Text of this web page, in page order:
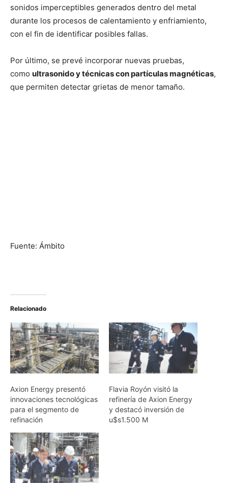
sonidos imperceptibles generados dentro del metal
durante los procesos de calentamiento y enfriamiento,
con el fin de identificar posibles fallas.
Por último, se prevé incorporar nuevas pruebas,
como ultrasonido y técnicas con partículas magnéticas,
que permiten detectar grietas de menor tamaño.
Fuente: Ámbito
Relacionado
Axion Energy presentó
innovaciones tecnológicas
para el segmento de
refinación
Flavia Royón visitó la
refinería de Axion Energy
y destacó inversión de
u$s1.500 M